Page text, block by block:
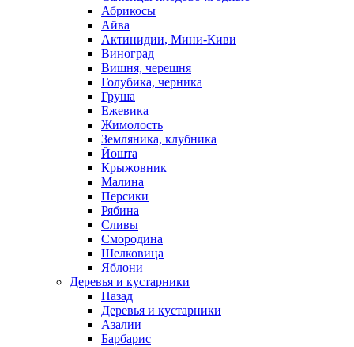
Абрикосы
Айва
Актинидии, Мини-Киви
Виноград
Вишня, черешня
Голубика, черника
Груша
Ежевика
Жимолость
Земляника, клубника
Йошта
Крыжовник
Малина
Персики
Рябина
Сливы
Смородина
Шелковица
Яблони
Деревья и кустарники
Назад
Деревья и кустарники
Азалии
Барбарис